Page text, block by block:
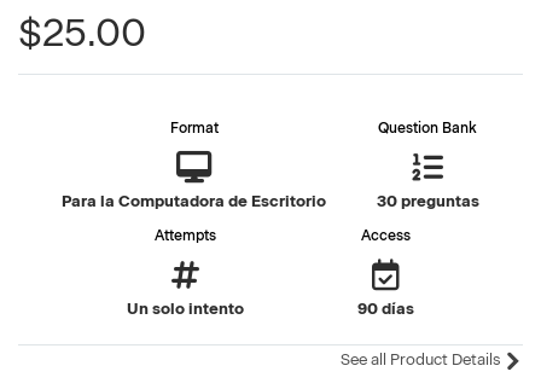
$25.00
Format
Para la Computadora de Escritorio
Question Bank
30 preguntas
Attempts
Un solo intento
Access
90 días
See all Product Details